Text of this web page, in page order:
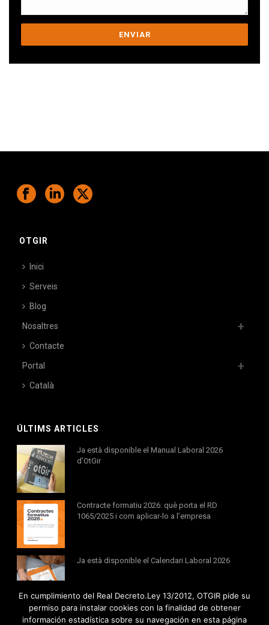
OTGIR
Inici
Serveis
Blog
Nosaltres
Contacte
Portal
Català
ÚLTIMS ARTICLES
Ja està disponible el Manual Laboral 2026
d’OtGir
Contracte formatiu 2026: què porta el RD
1065/2025 i com aplicar-lo a l’empresa
Ja està disponible el Calendari Laboral 2026
En cumplimiento del Real Decreto.Ley 13/2012, OTGIR pide su
permiso para instalar cookies con la finalidad de obtener
información estadística sobre su navegación en esta página